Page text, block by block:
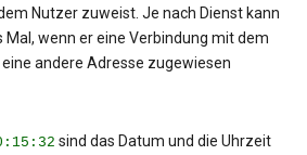
Nutzer zuweist. Je nach Dienst kann
Mal, wenn er eine Verbindung mit dem
andere Adresse zugewiesen
sind das Datum und die Uhrzeit